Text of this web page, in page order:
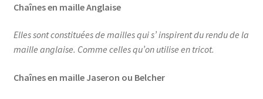
Chaînes en maille Anglaise
Elles sont constituées de mailles qui s’ inspirent du rendu de la
maille anglaise. Comme celles qu’on utilise en tricot.
Chaînes en maille Jaseron ou Belcher